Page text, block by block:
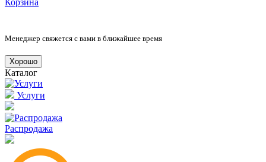
Корзина
Менеджер свяжется с вами в ближайшее время
Хорошо
Каталог
Услуги
Распродажа